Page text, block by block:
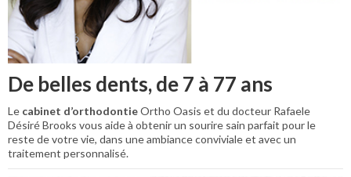
De belles dents, de 7 à 77 ans
Le cabinet d’orthodontieOrtho Oasis et du docteur Rafaele
Désiré Brooks vous aide à obtenir un sourire sain parfait pour le
reste de votre vie, dans une ambiance conviviale et avec un
traitement personnalisé.